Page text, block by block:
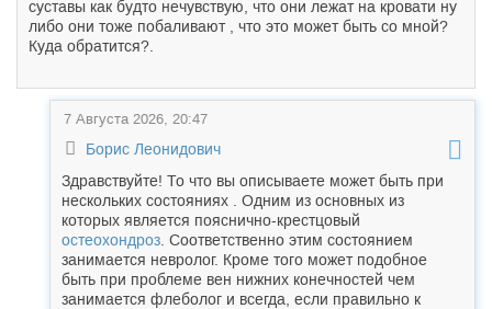
суставы как будто нечувствую, что они лежат на кровати ну
либо они тоже побаливают , что это может быть со мной?
Куда обратится?.
7 Августа 2026, 20:47
Борис Леонидович
Здравствуйте! То что вы описываете может быть при
нескольких состояниях . Одним из основных из
которых является пояснично-крестцовый
остеохондроз . Соответственно этим состоянием
занимается невролог. Кроме того может подобное
быть при проблеме вен нижних конечностей чем
занимается флеболог и всегда, если правильно к